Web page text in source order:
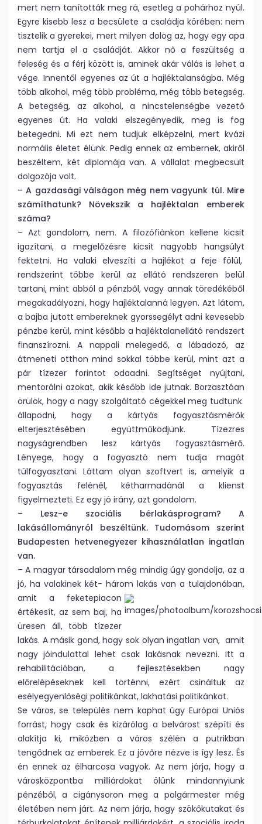
mert nem tanították meg rá, esetleg a pohárhoz nyúl.
Egyre kisebb lesz a becsülete a családja körében: nem
tisztelik a gyerekei, mert milyen dolog az, hogy egy apa
nem tartja el a családját. Akkor nő a feszültség a
feleség és a férj között is, aminek akár válás is lehet a
vége. Innentől egyenes az út a hajléktalanságba. Még
több alkohol, még több probléma, még több betegség.
A betegség, az alkohol, a nincstelenségbe vezető
egyenes út. Ha valaki elszegényedik, meg is fog
betegedni. Mi ezt nem tudjuk elképzelni, mert kvázi
normális életet élünk. Pedig ennek az embernek, akiről
beszéltem, két diplomája van. A vállalat megbecsült
dolgozója volt.
– A gazdasági válságon még nem vagyunk túl. Mire
számíthatunk? Növekszik a hajléktalan emberek
száma?
– Azt gondolom, nem. A filozófiánkon kellene kicsit
igazítani, a megelőzésre kicsit nagyobb hangsúlyt
fektetni. Ha valaki elveszíti a hajlékot a feje fölül,
rendszerint többe kerül az ellátó rendszeren belül
tartani, mint abból a pénzből, vagy annak töredékéből
megakadályozni, hogy hajléktalanná legyen. Azt látom,
a bajba jutott embereknek gyorssegélyt adni kevesebb
pénzbe kerül, mint később a hajléktalanellátó rendszert
finanszírozni. A nappali melegedő, a lábadozó, az
átmeneti otthon mind sokkal többe kerül, mint azt a
pár tízezer forintot odaadni. Segítséget nyújtani,
mentorálni azokat, akik később ide jutnak. Borzasztóan
örülök, hogy a nagy szolgáltató cégekkel meg tudtunk
állapodni, hogy a kártyás fogyasztásmérők
elterjesztésében együttműködjünk. Tízezres
nagyságrendben lesz kártyás fogyasztásmérő.
Lényege, hogy a fogyasztó nem tudja magát
túlfogyasztani. Láttam olyan szoftvert is, amelyik a
fogyasztás felénél, kétharmadánál a klienst
figyelmezteti. Ez egy jó irány, azt gondolom.
– Lesz-e szociális bérlakásprogram? A
lakásállományról beszéltünk. Tudomásom szerint
Budapesten hetvenegyezer kihasználatlan ingatlan
van.
– A magyar társadalom még mindig úgy gondolja, az a
jó, ha valakinek két- három lakás van a tulajdonában,
amit a feketepiacon
értékesít, az sem baj, ha
üresen áll, több tízezer
lakás. A másik gond, hogy sok olyan ingatlan van, amit
nagy jóindulattal lehet csak lakásnak nevezni. Itt a
rehabilitációban, a fejlesztésekben nagy
előrelépéseknek kell történni, ezért csináltuk az
esélyegyenlőségi politikánkat, lakhatási politikánkat.
Se város, se település nem kaphat úgy Európai Uniós
forrást, hogy csak és kizárólag a belvárost szépíti és
alakítja ki, miközben a város szélén a putrikban
tengődnek az emberek. Ez a jövőre nézve is így lesz. És
én ennek az élharcosa vagyok. Az nem járja, hogy a
városközpontba milliárdokat ölünk mindannyiunk
pénzéből, a cigánysoron meg a polgármester még
életében nem járt. Az nem járja, hogy szökőkutakat és